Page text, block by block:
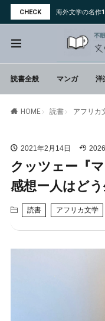
CHECK 海外文学の名作
読書全般 マンガ 洋
HOME 読書 アフリカ
2021年2月14日
クッツェー『
感想ー人はど
読書 アフリカ文学